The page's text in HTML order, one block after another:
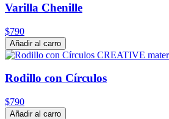
Varilla Chenille
$790
Añadir al carro
Rodillo con Círculos
$790
Añadir al carro